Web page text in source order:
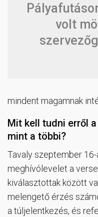
volt
mindent magamnak
Mit kell tudni erről
mint a többi?
Tavaly szeptember
meghívólevelet a
kiválasztottak között
melengető érzés
a túljelentkezés, és